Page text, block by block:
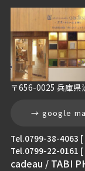
〒656-0025 兵庫県
→ google
Tel.0799-38-4063 [
Tel.0799-22-0161 [
cadeau / TABI